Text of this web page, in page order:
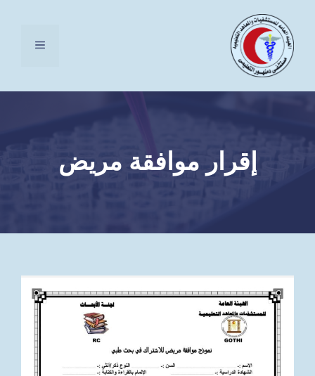
المحتوى
القائمة
إقرار موافقة مريض